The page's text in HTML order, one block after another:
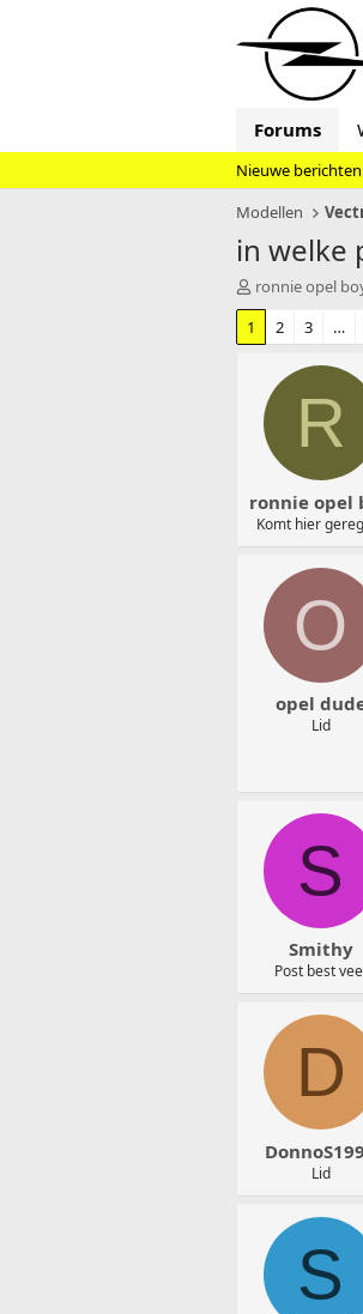
Forums
Nieuwe berichten
Modellen
in welke
T
o
i
e
r
ronnie opel
1
2 3 …
R
ronnie opel
Komt hier
O
opel
Lid
S
Smithy
Post best
D
Lid
S